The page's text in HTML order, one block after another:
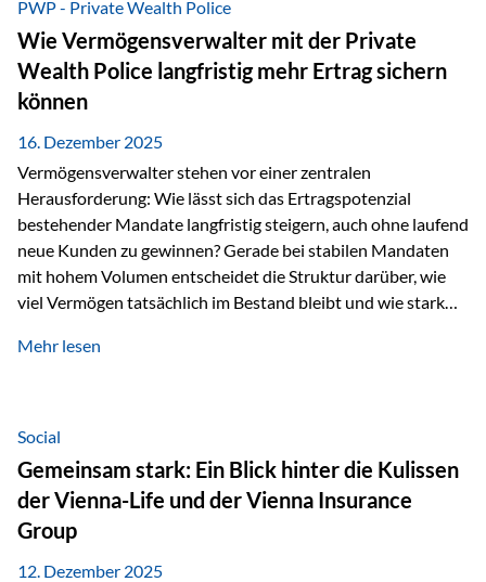
einer entspannten…
PWP - Private Wealth Police
Wie Vermögensverwalter mit der Private
Wealth Police langfristig mehr Ertrag sichern
können
16. Dezember 2025
Vermögensverwalter stehen vor einer zentralen
Herausforderung: Wie lässt sich das Ertragspotenzial
bestehender Mandate langfristig steigern, auch ohne laufend
neue Kunden zu gewinnen? Gerade bei stabilen Mandaten
mit hohem Volumen entscheidet die Struktur darüber, wie
viel Vermögen tatsächlich im Bestand bleibt und wie stark
Beispiel verdeutlicht diese Wirkung besonders deutlich.
hinzukommen, spielt nicht nur die Rendite eine Rolle. Auch
steuerliche Effekte haben einen erheblichen Einfluss auf…
Mehr lesen
Social
Gemeinsam stark: Ein Blick hinter die Kulissen
der Vienna-Life und der Vienna Insurance
Group
12. Dezember 2025